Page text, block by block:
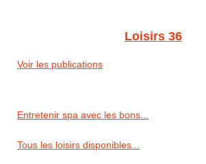
Loisirs 36
Voir les publications
Entretenir spa avec les bons...
Tous les loisirs disponibles...